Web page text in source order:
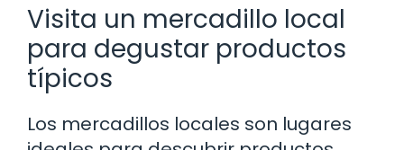
Visita un mercadillo local
para degustar productos
típicos
Los mercadillos locales son lugares